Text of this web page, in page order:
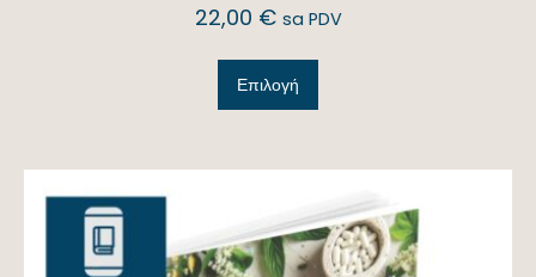
22,00 € sa PDV
Επιλογή